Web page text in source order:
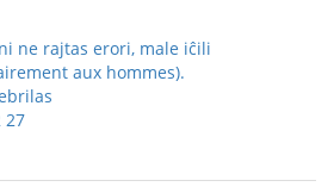
ne rajtas erori, male iĉili
aux hommes).
27